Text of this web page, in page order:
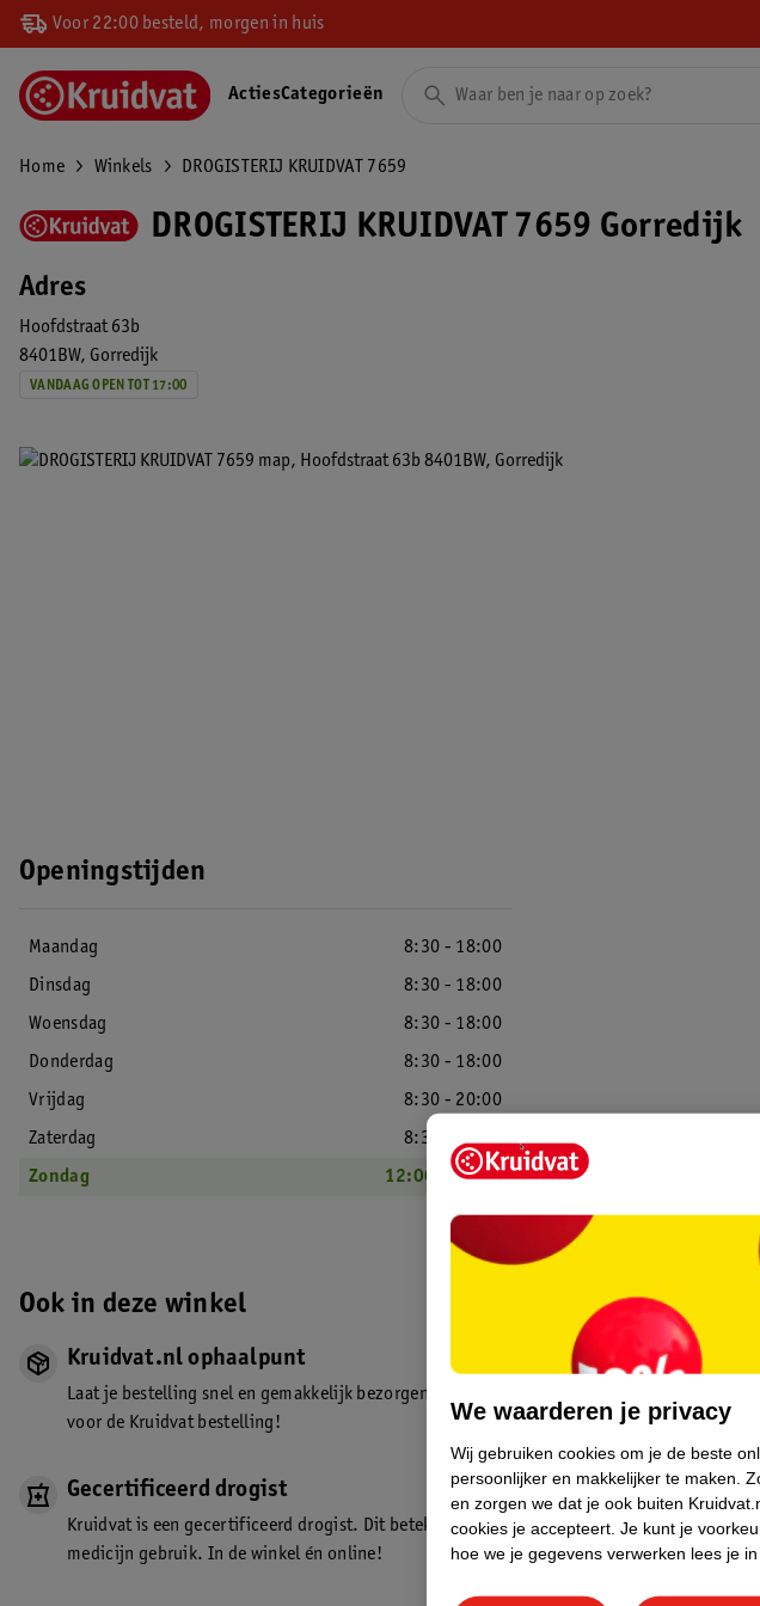
Voor 22:00 besteld, morgen in huis
ActiesCategorieën
Home Winkels DROGISTERIJ KRUIDVAT 7659
DROGISTERIJ KRUIDVAT 7659 Gorredijk
Adres
Hoofdstraat 63b
8401BW Gorredijk
VANDAAG OPEN TOT 17:00
Openingstijden
Maandag
8:30 - 18:00
Dinsdag
8:30 - 18:00
Woensdag
8:30 - 18:00
Donderdag
8:30 - 18:00
Vrijdag
8:30 - 20:00
Zaterdag
8:30 - 18:00
Zondag
12:00 - 17:00
Ook in deze winkel
Kruidvat.nl ophaalpunt
Laat je bestelling snel en gemakkelijk bezorgen in de winkel. Zo hoef je niet thuis te blijven
voor de Kruidvat bestelling!
Gecertificeerd drogist
Kruidvat is een gecertificeerd drogist. Dit betekent dat je deskundig advies krijgt over
medicijn gebruik. In de winkel én online!
We waarderen je privacy
Wij gebruiken cookies om je de beste
persoonlijker en makkelijker te maken.
en zorgen we dat je ook buiten
cookies je accepteert. Je kunt je
hoe we je gegevens verwerken lees je